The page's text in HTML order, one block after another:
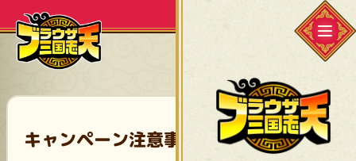
キャンペーン注意事項